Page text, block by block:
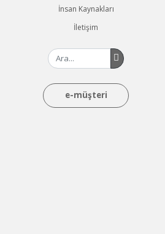
İnsan Kaynakları
İletişim
e-müşteri